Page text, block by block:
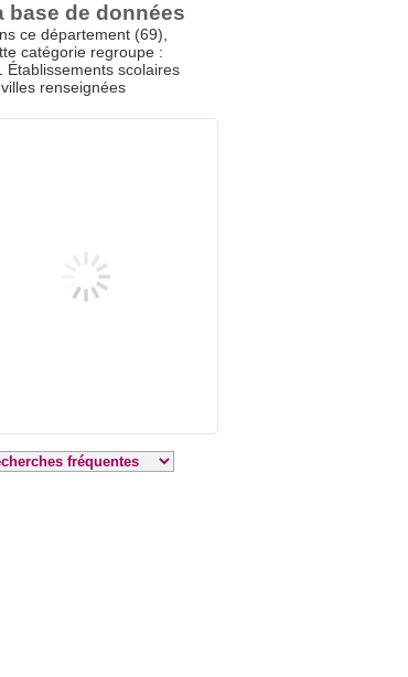
base de données
ce département (69),
catégorie regroupe :
Établissements scolaires
villes renseignées